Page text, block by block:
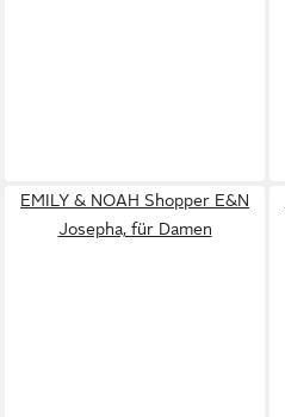
EMILY & NOAH Shopper E&N
Josepha, für Damen